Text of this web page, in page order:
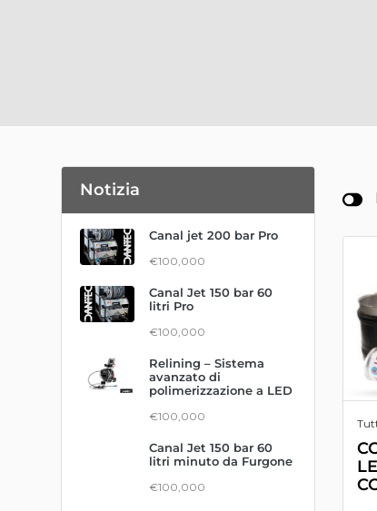
Notizia
Canal jet 200 bar Pro
€100,000
Canal Jet 150 bar 60
litri Pro
€100,000
Relining – Sistema
avanzato di
polimerizzazione a LED
€100,000
Canal Jet 150 bar 60
litri minuto da Furgone
€100,000